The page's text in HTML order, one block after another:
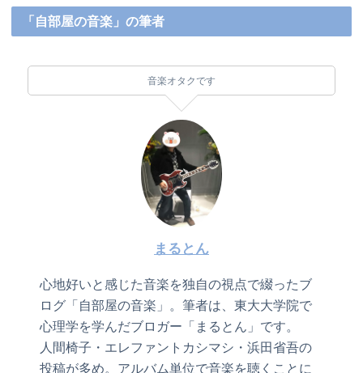
「自部屋の音楽」の筆者
音楽オタクです
まるとん
心地好いと感じた音楽を独自の視点で綴ったブ
ログ「自部屋の音楽」。筆者は、東大大学院で
心理学を学んだブロガー「まるとん」です。
人間椅子・エレファントカシマシ・浜田省吾の
投稿が多め。アルバム単位で音楽を聴くことに